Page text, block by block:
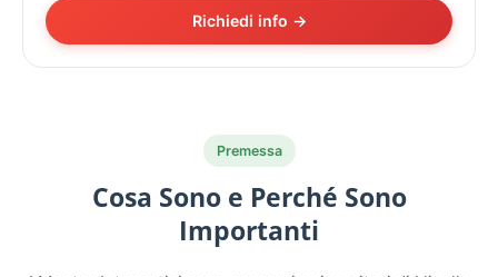
Richiedi info →
Premessa
Cosa Sono e Perché Sono
Importanti